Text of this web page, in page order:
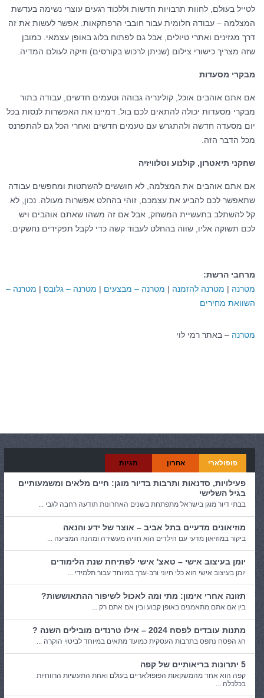
לטייל בעולם, לחוות תרבויות חדשות וללכוד רגעים עוצרי נשימה בעדשת
המצלמה – עבודה חלומית עבור חובבי הרפתקאות. אפשר לעשות את זה
דרך מגזינים ואתרי טיולים, אבל גם לפתוח בלוג באופן עצמאי. כמובן
שזה מצריך כישורי צילום (שניתן לרכוש בקורסים) וזיקה לעולם המדיה.
מבקרי מסעדות
אם אתם אוהבים אוכל, קולינריה גבוהה וטעמים חדשים, עבודה בתור
מבקרי מסעדות יכולה להתאים לכם בול. דמיינו את האפשרות לנסות בכל
יום מסעדה חדשה ולהתגרש עם טעמים חדשים ואחרי הכל גם להתפרנס
מכל הדבר הזה.
שחקני תיאטרון, קולנוע וטלוויזיה
אם אתם אוהבים את המצלמה, לא חוששים להשתטות ומחפשים עבודה
שתאפשר לכם להביע את עצמכם, זוהי בהחלט אפשרות מעולה. נכון, לא
קל להשתלב בתעשיית המשחק, אבל אם זה משהו שאתם אוהבים ויש
לכם תשוקה אליו, שווה בהחלט לעבוד קשה כדי לקבל תפקידים נחשקים.
מרחבי הרשת:
מטרנה | מטרנה להזמנה | מטרנה – מבצעים | מטרנה – גלובס | מטרנה –
השוואת מחירים
מטרנה – באתר רמי לוי
פופולארי אחרון תגיות
פעילויות, סדנאות ותרבות בדיור מוגן: חיים מלאים ומשמעותיים
בגיל השלישי
בבתי דיור מוגן בישראל מתפתחת בשנים האחרונות תודעה רחבה לגבי ...
מוזיאונים מדעיים בתל אביב – אוצר של ידע והנאה
ביקור במוזיאון מדעי עם הילדים הוא חוויה מעשירה ומהנה המציעה ...
יומן בעיצוב אישי – טאצ' אישי לפתיחת שנת הלימודים
יומן בעיצוב אישי הוא כלי חיוני ורב-ערך במיוחד עבור תלמידי ...
תזונה אחרי אימון: מתי ומה לאכול לשיפור ההתאוששות?
בין אם אתם מתאמנים באופן קבוע ובין אם אתם רק ...
מתנות עובדים לפסח 2024 – אילו טרנדים מובילים השנה ?
חג הפסח נתפס בתרבות העסקית כמועד מתאים במיוחד לביטוי הוקרה ...
5 יתרונות בריאותיים של קפה
קפה הוא אחד מהמשקאות הפופולאריים בעולם ואחת התעשיות הרווחיות
בכלכלה ...